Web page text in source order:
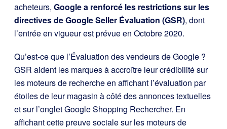
acheteurs, Google a renforcé les restrictions sur les
directives de Google Seller Évaluation (GSR), dont
l’entrée en vigueur est prévue en Octobre 2020.
Qu’est-ce que l’Évaluation des vendeurs de Google ?
GSR aident les marques à accroître leur crédibilité sur
les moteurs de recherche en affichant l’évaluation par
étoiles de leur magasin à côté des annonces textuelles
et sur l’onglet Google Shopping Rechercher. En
affichant cette preuve sociale sur les moteurs de